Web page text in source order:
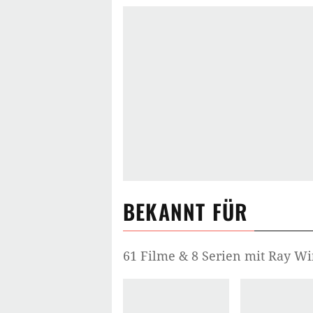
BEKANNT FÜR
61 Filme & 8 Serien mit Ray